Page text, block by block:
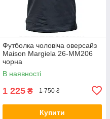
Футболка чоловіча оверсайз
Maison Margiela 26-MM206
чорна
В наявності
1 225 ₴ 1 750 ₴
Купити